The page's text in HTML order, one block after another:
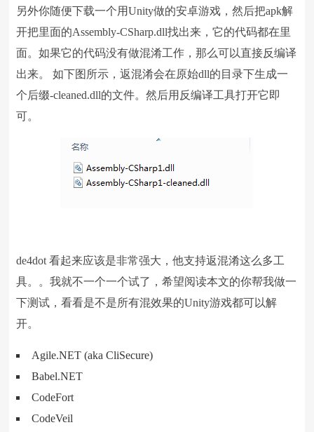
另外你随便下载一个用Unity做的安卓游戏，然后把apk解
开把里面的Assembly-CSharp.dll找出来，它的代码都在里
面。如果它的代码没有做混淆工作，那么可以直接反编译
出来。 如下图所示，返混淆会在原始dll的目录下生成一
个后缀-cleaned.dll的文件。然后用反编译工具打开它即
可。
de4dot 看起来应该是非常强大，他支持返混淆这么多工
具。。我就不一个一个试了，希望阅读本文的你帮我做一
下测试，看看是不是所有混效果的Unity游戏都可以解
开。
Agile.NET (aka CliSecure)
Babel.NET
CodeFort
CodeVeil